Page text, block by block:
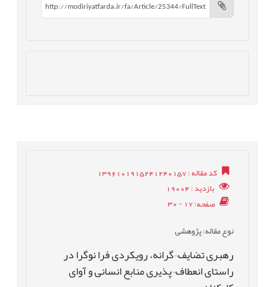
کد مقاله: 1396101915241240157
بازدید: 19004
صفحه: 17 - 30
نوع مقاله: پژوهشی
رهبری تضایف¬گرانه، رویکردی فرا نوگرا در
راستای انعطاف¬پذیری منابع انسانی و آوای